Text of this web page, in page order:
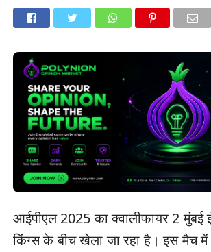
आईपीएल 2025 का क्वालीफायर 2
किंग्स के बीच खेला जा रहा है। इस मैच में